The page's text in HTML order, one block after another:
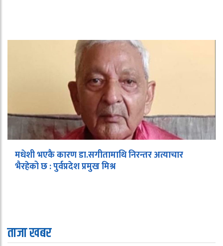
मधेशी भएकै कारण डा.सगीतामाथि निरन्तर अत्याचार
भैरहेको छ : पुर्वप्रदेश प्रमुख मिश्र
ताजा खबर